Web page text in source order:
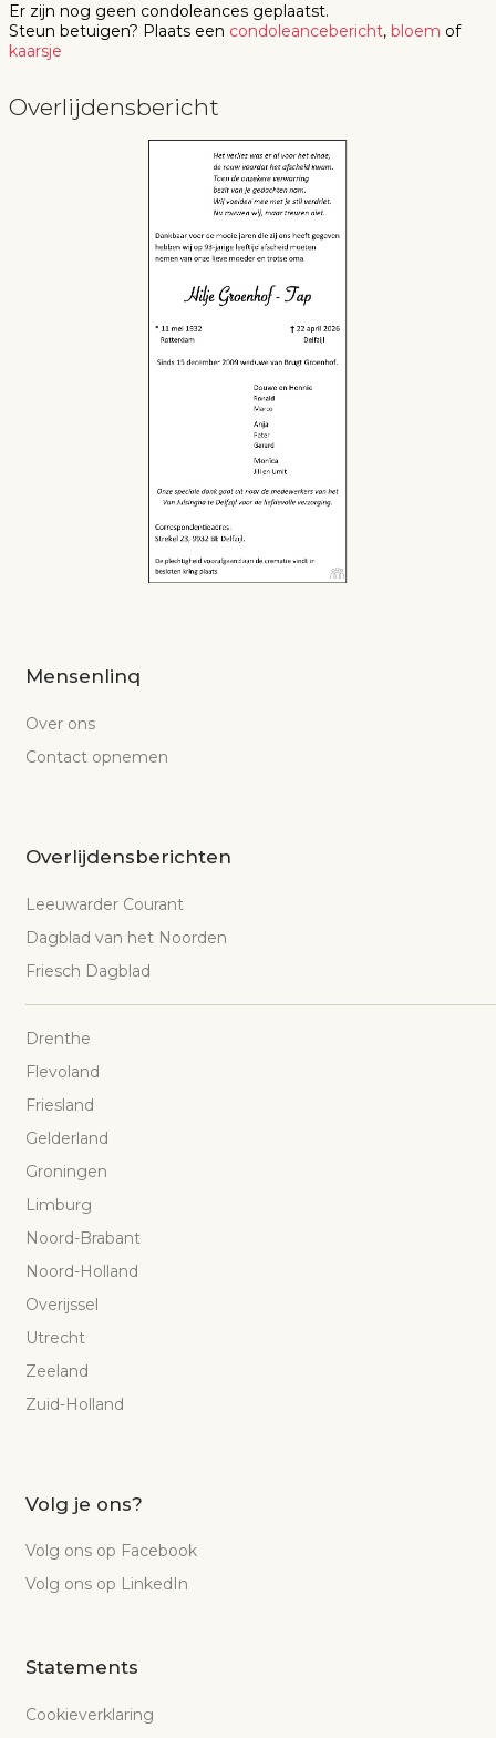
Er zijn nog geen condoleances geplaatst.
Steun betuigen? Plaats een condoleancebericht, bloem of
kaarsje
Overlijdensbericht
Mensenlinq
Over ons
Contact opnemen
Overlijdensberichten
Leeuwarder Courant
Dagblad van het Noorden
Friesch Dagblad
Drenthe
Flevoland
Friesland
Gelderland
Groningen
Limburg
Noord-Brabant
Noord-Holland
Overijssel
Utrecht
Zeeland
Zuid-Holland
Volg je ons?
Volg ons op Facebook
Volg ons op LinkedIn
Statements
Cookieverklaring